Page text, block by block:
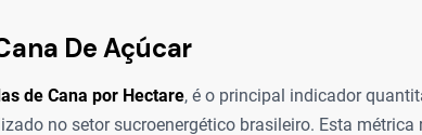
De Açúcar
de Cana por Hectare, é o principal indicador
no setor sucroenergético brasileiro. Esta métrica